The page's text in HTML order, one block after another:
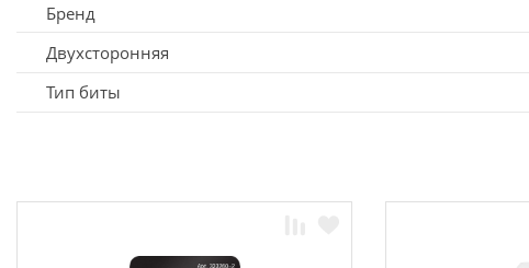
Бренд
Двухсторонняя
Тип биты